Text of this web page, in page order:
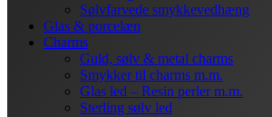
Sølvfarvede smykkevedhæng
Glas & porcelæn
Charms
Guld, sølv & metal charms
Smykker til charms m.m.
Glas led – Resin perler m.m.
Sterling sølv led